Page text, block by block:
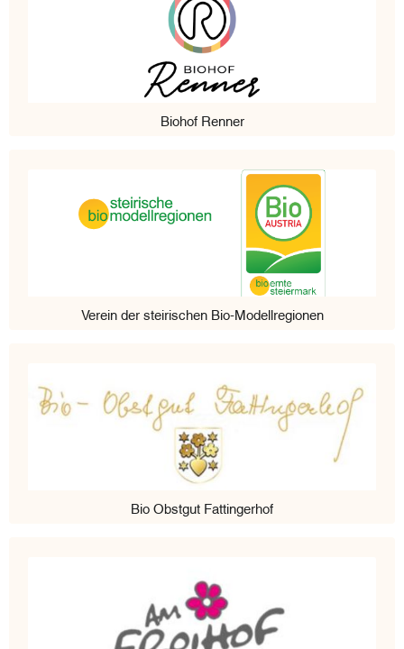
Biohof Renner
Verein der steirischen Bio-Modellregionen
Bio Obstgut Fattingerhof